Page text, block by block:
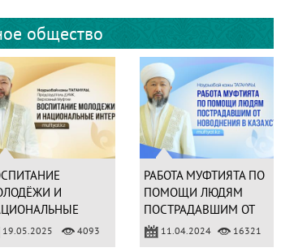
общество
И
19.05.2025 4093
РАБОТА МУФТИЯТА ПО
ПОМОЩИ ЛЮДЯМ
ПОСТРАДАВШИМ ОТ
НОВОДНЕНИЯ В
КАЗАХСТАНЕ
11.04.2024 16321